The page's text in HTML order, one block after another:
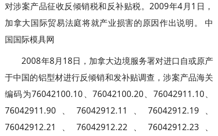
对涉案产品征收反倾销税和反补贴税。2009年4月1日，
加拿大国际贸易法庭将就产业损害的原因作出说明。 中
国国际模具网
2008年8月18日，加拿大边境服务署对进口自或原产
于中国的铝型材进行反倾销和发补贴调查，涉案产品海关
编码为76042100.10、76042100.20、76042911.10、
76042911.90、76042912.11、76042912.19、
76042912.21、76042912.22、76042912.23、